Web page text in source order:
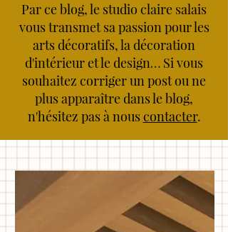
Par ce blog, le studio claire salais
vous transmet sa passion pour les
arts décoratifs, la décoration
d'intérieur et le design… Si vous
souhaitez corriger un post ou ne
plus apparaître dans le blog,
n'hésitez pas à nouscontacter.